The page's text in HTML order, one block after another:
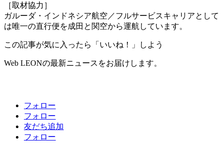
［取材協力］
ガルーダ・インドネシア航空／フルサービスキャリアとして
は唯一の直行便を成田と関空から運航しています。
この記事が気に入ったら「いいね！」しよう
Web LEONの最新ニュースをお届けします。
フォロー
フォロー
友だち追加
フォロー